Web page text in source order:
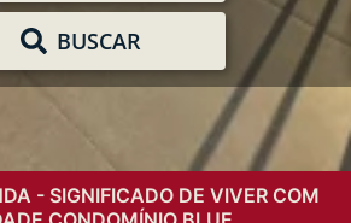
BUSCAR
- SIGNIFICADO DE VIVER COM